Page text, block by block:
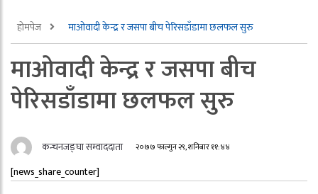
होमपेज माओवादी केन्द्र र जसपा बीच पेरिसडाँडामा छलफल सुरु
माओवादी केन्द्र र जसपा बीच
पेरिसडाँडामा छलफल सुरु
कन्चनजङ्घा सम्वाददाता २०७७ फाल्गुन २९, शनिबार ११:४४
[news_share_counter]